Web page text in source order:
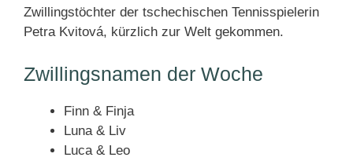
Zwillingstöchter der tschechischen Tennisspielerin
Petra Kvitová, kürzlich zur Welt gekommen.
Zwillingsnamen der Woche
Finn & Finja
Luna & Liv
Luca & Leo